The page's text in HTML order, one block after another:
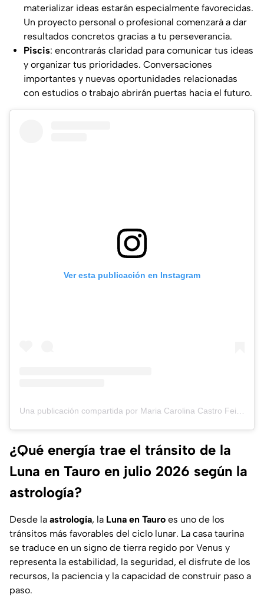
materializar ideas estarán especialmente favorecidas.
Un proyecto personal o profesional comenzará a dar
resultados concretos gracias a tu perseverancia.
Piscis: encontrarás claridad para comunicar tus ideas
y organizar tus prioridades. Conversaciones
importantes y nuevas oportunidades relacionadas
con estudios o trabajo abrirán puertas hacia el futuro.
Ver esta publicación en Instagram
¿Qué energía trae el tránsito de la
Luna en Tauro en julio 2026 según la
astrología?
Desde la astrología, la Luna en Tauro es uno de los
tránsitos más favorables del ciclo lunar. La casa taurina
se traduce en un signo de tierra regido por Venus y
representa la estabilidad, la seguridad, el disfrute de los
recursos, la paciencia y la capacidad de construir paso a
paso.